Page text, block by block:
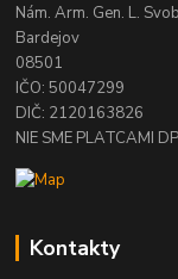
Nám. Arm. Gen. L.
Bardejov
08501
IČO: 50047299
DIČ: 2120163826
NIE SME PLATCAMI
Kontakty